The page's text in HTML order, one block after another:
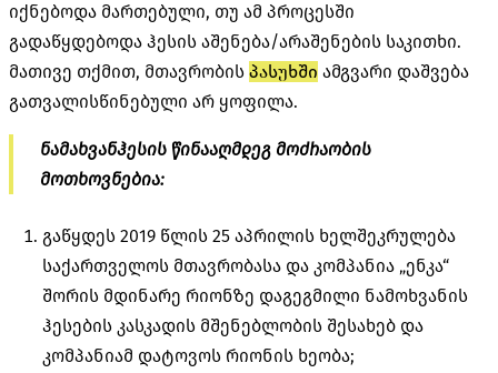
იქნებოდა მართებული, თუ ამ პროცესში
გადაწყდებოდა ჰესის აშენება/არაშენების საკითხი.
მათივე თქმით, მთავრობის პასუხში ამგვარი დაშვება
გათვალისწინებული არ ყოფილა.
ნამახვანჰესის წინააღმდეგ მოძრაობის
მოთხოვნებია:
გაწყდეს 2019 წლის 25 აპრილის ხელშეკრულება
საქართველოს მთავრობასა და კომპანია „ენკა“
შორის მდინარე რიონზე დაგეგმილი ნამოხვანის
ჰესების კასკადის მშენებლობის შესახებ და
კომპანიამ დატოვოს რიონის ხეობა;